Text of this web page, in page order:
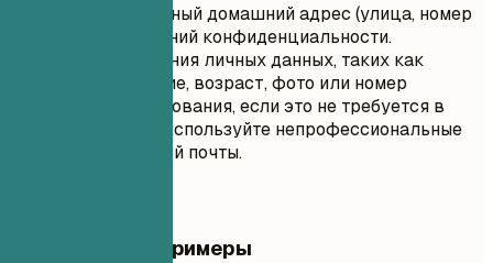
Не указывайте полный домашний адрес (улица, номер
дома) из соображений конфиденциальности.
Избегайте включения личных данных, таких как
семейное положение, возраст, фото или номер
социального страхования, если это не требуется в
вашей стране. Не используйте непрофессиональные
адреса электронной почты.
Практические примеры